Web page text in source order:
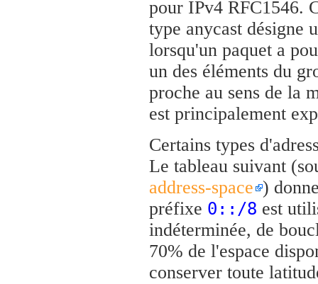
pour IPv4 RFC1546.
type anycast désigne
lorsqu'un paquet a
un des éléments du
proche au sens de la
est principalement
Certains types
Le tableau suivant
address-space )
préfixe 0::/8 est
indéterminée, de
70% de l'espace
conserver toute